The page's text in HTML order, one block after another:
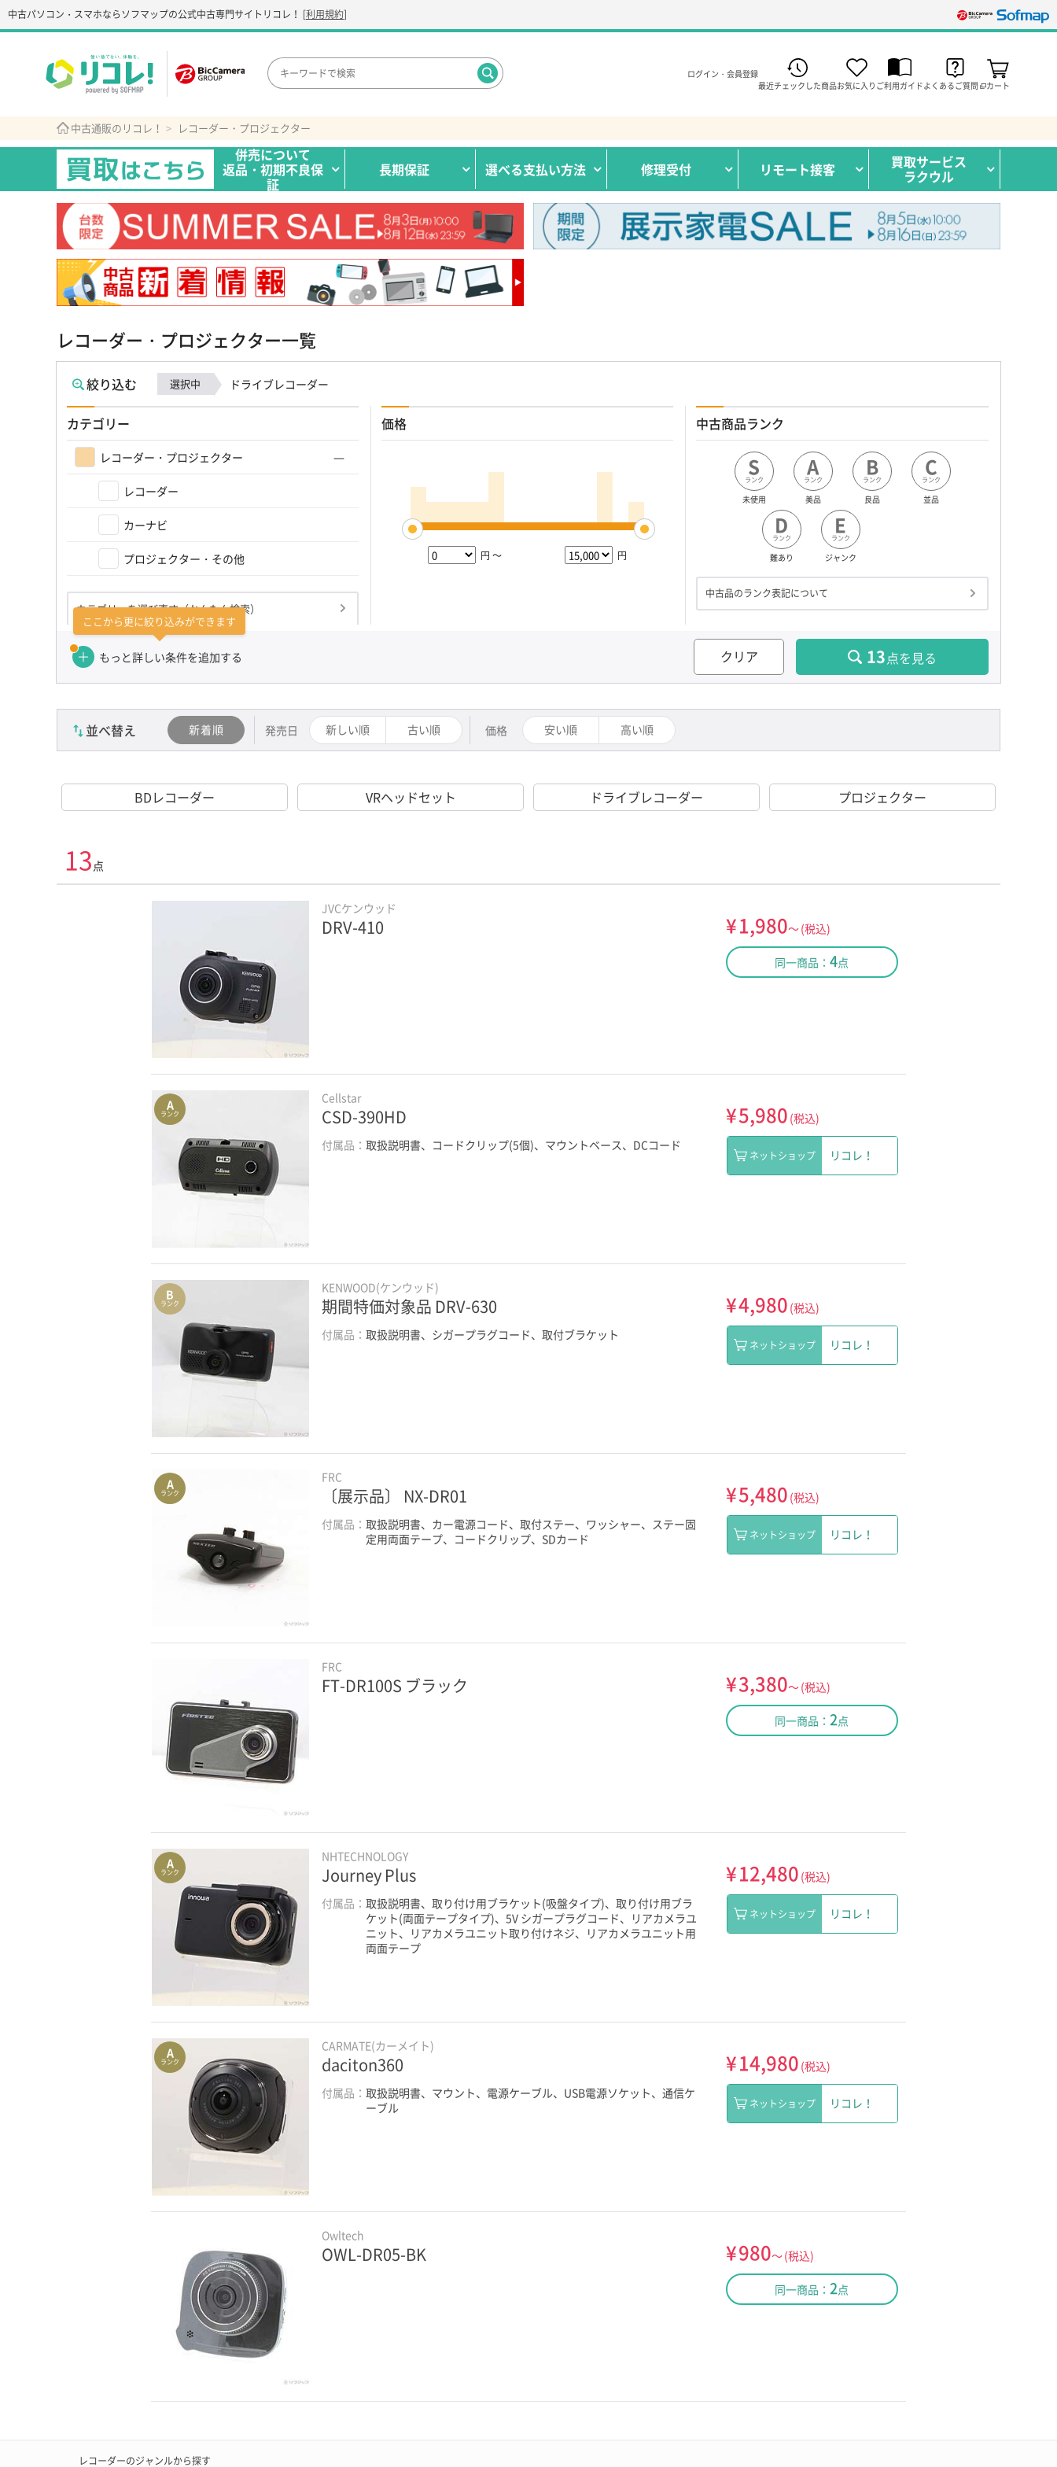
中古パソコン・スマホならソフマップの公式中古専門サイト リコレ！ [利用規約]
ログイン・会員登録
最近チェックした商品お気に入り ご利用ガイドよくあるご質問 カート
中古通販のリコレ！ レコーダー・プロジェクター
併売について
返品・初期不良保
証
長期保証 選べる支払い方法 修理受付 リモート接客 買取サービス
ラクウル
レコーダー・プロジェクター一覧
絞り込む 選択中 ドライブレコーダー
カテゴリー
レコーダー・プロジェクター
レコーダー
カーナビ
プロジェクター・その他
カテゴリーを選び直す（かんたん検索）
価格
円 ～ 円
中古商品ランク
S
ランク
未使用
A
ランク
美品
B
ランク
良品
C
ランク
並品
D
ランク
難あり
E
ランク
ジャンク
中古品のランク表記について
ここから更に絞り込みができます
もっと詳しい条件を追加する クリア 13点を見る
並べ替え 新着順 発売日 新しい順 古い順 価格 安い順 高い順
BDレコーダー VRヘッドセット ドライブレコーダー プロジェクター
13 点
JVCケンウッド
DRV-410 ¥1,980～(税込)
同一商品：4点
A
ランク
Cellstar
CSD-390HD
付属品：取扱説明書、コードクリップ(5個)、マウントベース、DCコード
¥5,980 (税込)
ネットショップ リコレ！
B
ランク
KENWOOD(ケンウッド)
期間特価対象品 DRV-630
付属品：取扱説明書、シガープラグコード、取付ブラケット
¥4,980 (税込)
ネットショップ リコレ！
A
ランク
FRC
〔展示品〕 NX-DR01
付属品：取扱説明書、カー電源コード、取付ステー、ワッシャー、ステー固
定用両面テープ、コードクリップ、SDカード
¥5,480 (税込)
ネットショップ リコレ！
FRC
FT-DR100S ブラック ¥3,380～(税込)
同一商品： 2点
A
ランク
NHTECHNOLOGY
Journey Plus
付属品：取扱説明書、取り付け用ブラケット(吸盤タイプ)、取り付け用ブラ
ケット(両面テープタイプ)、5V シガープラグコード、リアカメラユ
ニット、リアカメラユニット取り付けネジ、リアカメラユニット用
両面テープ
¥12,480 (税込)
ネットショップ リコレ！
A
ランク
CARMATE(カーメイト)
daciton360
付属品：取扱説明書、マウント、電源ケーブル、USB電源ソケット、通信ケ
ーブル
¥14,980 (税込)
ネットショップ リコレ！
Owltech
OWL-DR05-BK ¥980～(税込)
同一商品： 2点
レコーダーのジャンルから探す